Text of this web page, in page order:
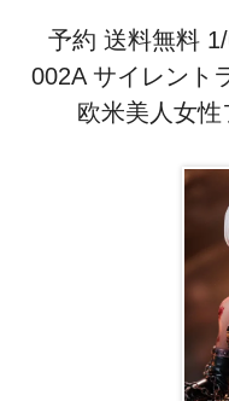
予約 送料無料
002A サイレント
欧米美人女